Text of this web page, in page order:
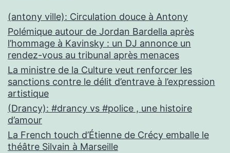
(antony ville): Circulation douce à Antony
Polémique autour de Jordan Bardella après
l’hommage à Kavinsky : un DJ annonce un
rendez-vous au tribunal après menaces
La ministre de la Culture veut renforcer les
sanctions contre le délit d’entrave à l’expression
artistique
(Drancy): #drancy vs #police , une histoire
d’amour
La French touch d’Étienne de Crécy emballe le
théâtre Silvain à Marseille